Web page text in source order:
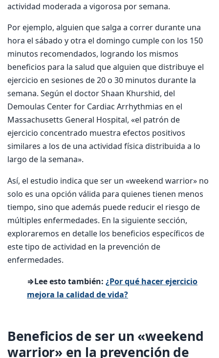
actividad moderada a vigorosa por semana.
Por ejemplo, alguien que salga a correr durante una
hora el sábado y otra el domingo cumple con los 150
minutos recomendados, logrando los mismos
beneficios para la salud que alguien que distribuye el
ejercicio en sesiones de 20 o 30 minutos durante la
semana. Según el doctor Shaan Khurshid, del
Demoulas Center for Cardiac Arrhythmias en el
Massachusetts General Hospital, «el patrón de
ejercicio concentrado muestra efectos positivos
similares a los de una actividad física distribuida a lo
largo de la semana».
Así, el estudio indica que ser un «weekend warrior» no
solo es una opción válida para quienes tienen menos
tiempo, sino que además puede reducir el riesgo de
múltiples enfermedades. En la siguiente sección,
exploraremos en detalle los beneficios específicos de
este tipo de actividad en la prevención de
enfermedades.
⇒Lee esto también: ¿Por qué hacer ejercicio
mejora la calidad de vida?
Beneficios de ser un «weekend
warrior» en la prevención de